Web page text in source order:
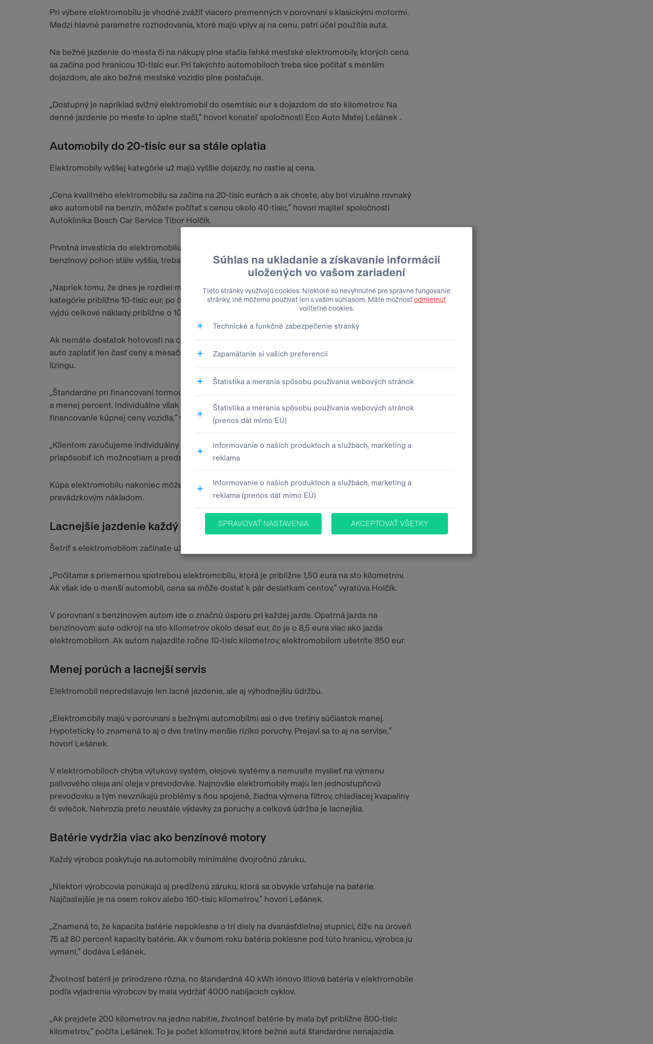
Pri výbere elektromobilu je vhodné zvážiť viacero premenných v porovnaní s klasickými motormi.
Medzi hlavné parametre rozhodovania, ktoré majú vplyv aj na cenu, patrí účel použitia auta.
Na bežné jazdenie do mesta či na nákupy plne stačia ľahké mestské elektromobily, ktorých cena
sa začína pod hranicou 10-tisíc eur. Pri takýchto automobiloch treba síce počítať s menším
dojazdom, ale ako bežné mestské vozidlo plne postačuje.
„Dostupný je napríklad svižný elektromobil do osemtisíc eur s dojazdom do sto kilometrov. Na
denné jazdenie po meste to úplne stačí,“ hovorí konateľ spoločnosti Eco Auto Matej Lešánek .
Automobily do 20-tisíc eur sa stále oplatia
Elektromobily vyššej kategórie už majú vyššie dojazdy, no rastie aj cena.
„Cena kvalitného elektromobilu sa začína na 20-tisíc eurách a ak chcete, aby bol vizuálne rovnaký
ako automobil na benzín, môžete počítať s cenou okolo 40-tisíc,“ hovorí majiteľ spoločnosti
Autoklinika Bosch Car Service Tibor Holčík.
Prvotná investícia do elektromobilu vyššej kategórie je v porovnaní s rovnakým typom auta na
benzínový pohon stále vyššia, treba však počítať s tým, že takéto autá vychádzajú vodiča lacnejšie.
„Napriek tomu, že dnes je rozdiel medzi bežným autom a elektromobilom porovnateľnej
kategórie približne 10-tisíc eur, po ôsmich rokoch prevádzky sa to obráti a majiteľa elektromobilu
vyjdú celkové náklady približne o 10-tisíc eur menej,“ hovorí Lešánek.
Ak nemáte dostatok hotovosti na cenovo drahší elektromobil, výhodným riešením je možnosť za
auto zaplatiť len časť ceny a mesačnú úsporu na jeho prevádzke preniesť do výhodných splátok
lízingu.
„Štandardne pri financovaní formou lízingu pokrývame iba časť kúpnej ceny vozidla, napríklad 80
a menej percent. Individuálne však klientom vieme poskytnúť aj 90- až 100-percentné
financovanie kúpnej ceny vozidla,“ vysvetľuje Igor Horváth zo spoločnosti Tatra Leasing.
„Klientom zaručujeme individuálny prístup k ich potrebám a výšku akontácie aj splátky sa snažíme
prispôsobiť ich možnostiam a predstavám,“ dodáva Igor Horváth.
Kúpa elektromobilu nakoniec môže byť finančne výhodnejšia vďaka rozloženiu splátok a nižším
prevádzkovým nákladom.
Lacnejšie jazdenie každý deň
Šetriť s elektromobilom začínate už prvou jazdou.
„Počítame s priemernou spotrebou elektromobilu, ktorá je približne 1,50 eura na sto kilometrov.
Ak však ide o menší automobil, cena sa môže dostať k pár desiatkam centov,“ vyratúva Holčík.
V porovnaní s benzínovým autom ide o značnú úsporu pri každej jazde. Opatrná jazda na
benzínovom aute odkrojí na sto kilometrov okolo desať eur, čo je o 8,5 eura viac ako jazda
elektromobilom. Ak autom najazdíte ročne 10-tisíc kilometrov, elektromobilom ušetríte 850 eur.
Menej porúch a lacnejší servis
Elektromobil nepredstavuje len lacné jazdenie, ale aj výhodnejšiu údržbu.
„Elektromobily majú v porovnaní s bežnými automobilmi asi o dve tretiny súčiastok menej.
Hypoteticky to znamená to aj o dve tretiny menšie riziko poruchy. Prejaví sa to aj na servise,“
hovorí Lešánek.
V elektromobiloch chýba výfukový systém, olejové systémy a nemusíte myslieť na výmenu
palivového oleja ani oleja v prevodovke. Najnovšie elektromobily majú len jednostupňovú
prevodovku a tým nevznikajú problémy s ňou spojené, žiadna výmena filtrov, chladiacej kvapaliny
či sviečok. Nehrozia preto neustále výdavky za poruchy a celková údržba je lacnejšia.
Batérie vydržia viac ako benzínové motory
Každý výrobca poskytuje na automobily minimálne dvojročnú záruku.
„Niektorí výrobcovia ponúkajú aj predĺženú záruku, ktorá sa obvykle vzťahuje na batérie.
Najčastejšie je na osem rokov alebo 160-tisíc kilometrov,“ hovorí Lešánek.
„Znamená to, že kapacita batérie nepoklesne o tri diely na dvanásťdielnej stupnici, čiže na úroveň
75 až 80 percent kapacity batérie. Ak v ôsmom roku batéria poklesne pod túto hranicu, výrobca ju
vymení,“ dodáva Lešánek.
Životnosť batérií je prirodzene rôzna, no štandardná 40 kWh iónovo lítiová batéria v elektromobile
podľa vyjadrenia výrobcov by mala vydržať 4000 nabíjacích cyklov.
„Ak prejdete 200 kilometrov na jedno nabitie, životnosť batérie by mala byť približne 800-tisíc
kilometrov,“ počíta Lešánek. To je počet kilometrov, ktoré bežné autá štandardne nenajazdia.